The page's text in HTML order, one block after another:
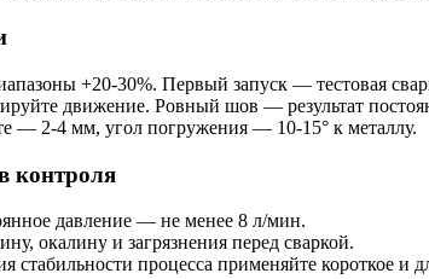
+20-30%. Первый запуск — тестовая
движение. Ровный шов — результат
— 2-4 мм, угол погружения — 10-15° к металлу.
контроля
давление — не менее 8 л/мин.
окалину и загрязнения перед сваркой.
стабильности процесса применяйте короткое и